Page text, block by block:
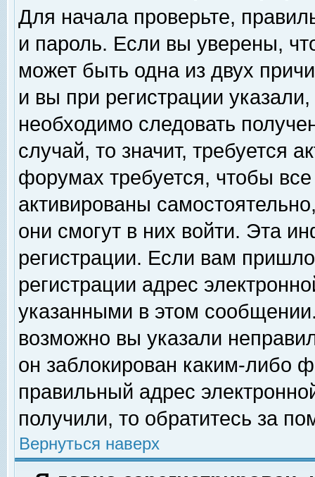
Для начала проверьте,
и пароль. Если вы уверены,
может быть одна из двух
и вы при регистрации
необходимо следовать
случай, то значит, требуется
форумах требуется, чтобы
активированы
они смогут в них войти. Эта
регистрации. Если вам
регистрации адрес
указанными в этом
возможно вы указали
он заблокирован каким-либо
правильный адрес
получили, то обратитесь за
Вернуться наверх